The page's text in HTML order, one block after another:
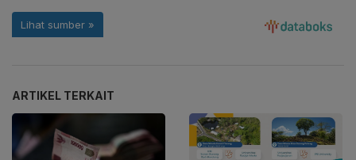
ARTIKEL TERKAIT